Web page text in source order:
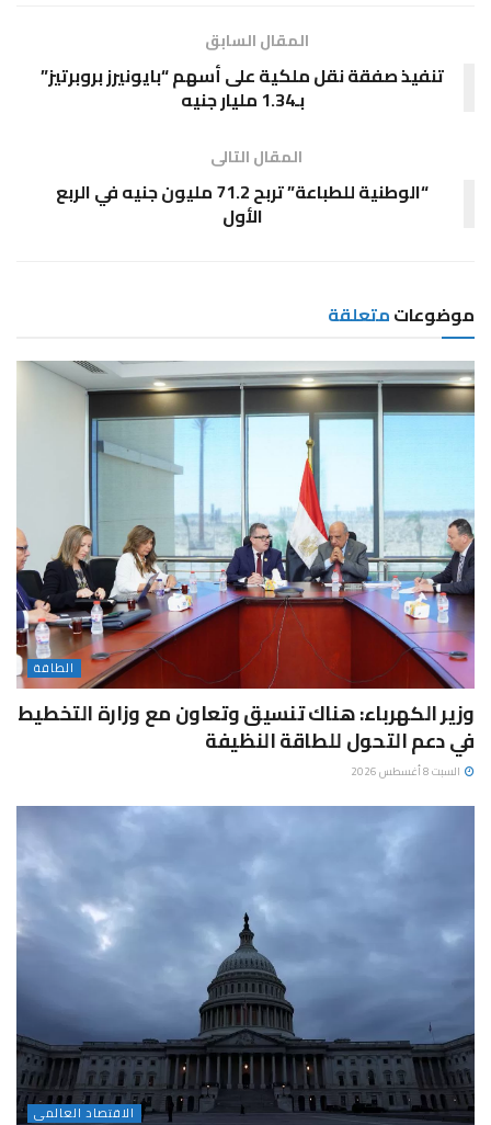
المقال السابق
تنفيذ صفقة نقل ملكية على أسهم “بايونيرز بروبرتيز”
بـ1.34 مليار جنيه
المقال التالى
“الوطنية للطباعة” تربح 71.2 مليون جنيه في الربع
الأول
موضوعاتمتعلقة
الطاقة
وزير الكهرباء: هناك تنسيق وتعاون مع وزارة التخطيط
في دعم التحول للطاقة النظيفة
السبت 8 أغسطس 2026
الاقتصاد العالمى